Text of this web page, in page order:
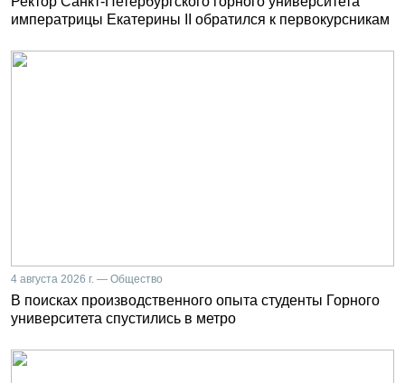
императрицы Екатерины II обратился к первокурсникам
4 августа 2026 г. — Общество
В поисках производственного опыта студенты Горного
университета спустились в метро